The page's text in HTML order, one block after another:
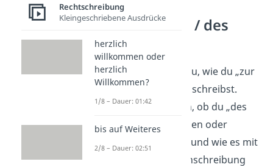
desweiteren / des
Weiteren?
Super, jetzt weißt du, wie du „zur
Verfügung“ richtig schreibst.
Aber weißt du auch, ob du „des
Weiteren“zusammen oder
getrennt schreibst und wie es mit
der Groß- und Kleinschreibung
Rechtschreibung
Kleingeschriebene Ausdrücke
herzlich
willkommen oder
herzlich
Willkommen?
1/8 – Dauer: 01:42
bis auf Weiteres
2/8 – Dauer: 02:51